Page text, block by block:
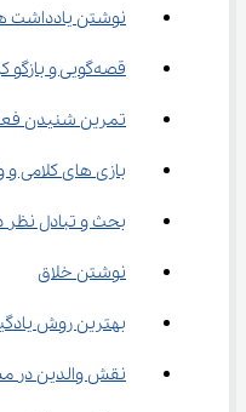
نوشتن یادداشت‌ های روزانه
قصه‌گویی و بازگو کردن داستان
تمرین شنیدن
بازی‌ های کلامی و واژگانی
بحث و تبادل نظر
نوشتن خلاق
بهترین روش
نقش والدین در